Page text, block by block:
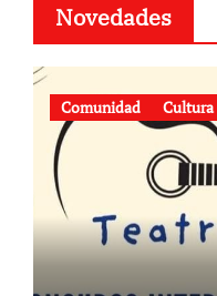
Novedades
Comunidad Cultura